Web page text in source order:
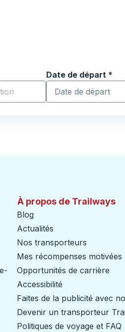
puis utilisez les
de destination pour ouvrir les
Date de départ *
Tapez la date au
À propos de Trailways
Blog
Actualités
Nos transporteurs
Mes récompenses motivées
Opportunités de carrière
Accessibilité
Faites de la publicité avec
Devenir un transporteur
Politiques de voyage et FAQ